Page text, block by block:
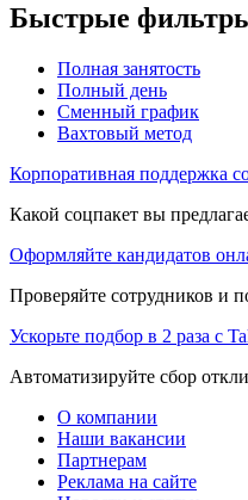
Быстрые
Полная занятость
Полный день
Сменный график
Вахтовый метод
Корпоративная поддержка
Какой соцпакет вы
Оформляйте кандидатов
Проверяйте сотрудников и
Ускорьте подбор в 2 раза с
Автоматизируйте сбор
О компании
Наши вакансии
Партнерам
Реклама на сайте